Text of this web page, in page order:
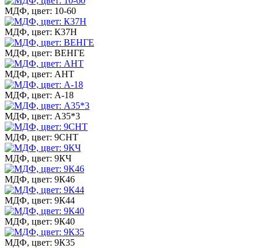
МДФ, цвет: 10-60
МДФ, цвет: К37Н
МДФ, цвет: ВЕНГЕ
МДФ, цвет: АНТ
МДФ, цвет: А-18
МДФ, цвет: А35*3
МДФ, цвет: 9СНТ
МДФ, цвет: 9КЧ
МДФ, цвет: 9К46
МДФ, цвет: 9К44
МДФ, цвет: 9К40
МДФ, цвет: 9К35